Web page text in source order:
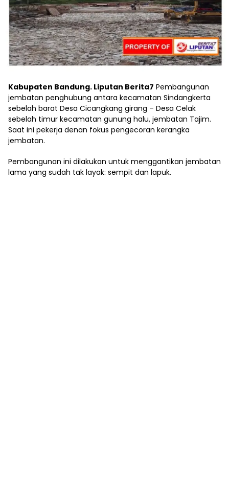
Kabupaten Bandung. Liputan Berita7 Pembangunan
jembatan penghubung antara kecamatan Sindangkerta
sebelah barat Desa Cicangkang girang – Desa Celak
sebelah timur kecamatan gunung halu, jembatan Tajim.
Saat ini pekerja denan fokus pengecoran kerangka
jembatan.
Pembangunan ini dilakukan untuk menggantikan jembatan
lama yang sudah tak layak: sempit dan lapuk.